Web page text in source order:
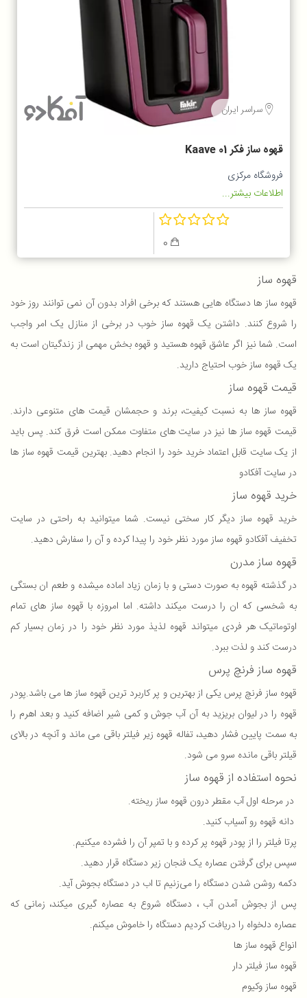
سراسر ایران
قهوه ساز فکر Kaave 01
فروشگاه مرکزی
اطلاعات بیشتر...
0
قهوه ساز
قهوه ساز ها دستگاه هایی هستند که برخی افراد بدون آن نمی توانند روز خود
را شروع کنند. داشتن یک قهوه ساز خوب در برخی از منازل یک امر واجب
است. شما نیز اگر عاشق قهوه هستید و قهوه بخش مهمی از زندگیتان است به
یک قهوه ساز خوب احتیاج دارید.
قیمت قهوه ساز
قهوه ساز ها به نسبت کیفیت، برند و حجمشان قیمت های متنوعی دارند.
قیمت قهوه ساز ها نیز در سایت های متفاوت ممکن است فرق کند. پس باید
از یک سایت قابل اعتماد خرید خود را انجام دهید. بهترین قیمت قهوه ساز ها
در سایت آفکادو
خرید قهوه ساز
خرید قهوه ساز دیگر کار سختی نیست. شما میتوانید به راحتی در سایت
تخفیف آفکادو قهوه ساز مورد نظر خود را پیدا کرده و آن را سفارش دهید.
قهوه ساز مدرن
در گذشته قهوه به صورت دستی و با زمان زیاد اماده میشده و طعم ان بستگی
به شخسی که ان را درست میکند داشته. اما امروزه با قهوه ساز های تمام
اوتوماتیک هر فردی میتواند قهوه لذیذ مورد نظر خود را در زمان بسیار کم
درست کند و لذت ببرد.
قهوه ساز فرنچ پرس
قهوه ساز فرنچ پرس یکی از بهترین و پر کاربرد ترین قهوه ساز ها می باشد.پودر
قهوه را در لیوان بریزید به آن آب جوش و کمی شیر اضافه کنید و بعد اهرم را
به سمت پایین فشار دهید، تفاله قهوه زیر فیلتر باقی می ماند و آنچه در بالای
قیلتر باقی مانده سرو می شود.
نحوه استفاده از قهوه ساز
در مرحله اول آب مقطر درون قهوه ساز ریخته.
دانه قهوه رو آسیاب کنید.
پرتا فیلتر را از پودر قهوه پر کرده و با تمپر آن را فشرده میکنیم.
سپس برای گرفتن عصاره یک فنجان زیر دستگاه قرار دهید.
دکمه روشن شدن دستگاه را می‌زنیم تا اب در دستگاه بجوش آید.
پس از بجوش آمدن آب ، دستگاه شروع به عصاره گیری میکند، زمانی که
عصاره دلخواه را دریافت کردیم دستگاه را خاموش میکنم.
انواع قهوه ساز ها
قهوه ساز فیلتر دار
قهوه ساز وکیوم